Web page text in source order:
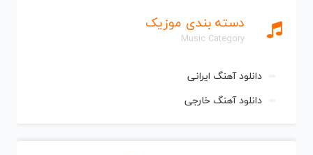
دسته بندی موزیک
Music Category
دانلود آهنگ ایرانی
دانلود آهنگ خارجی